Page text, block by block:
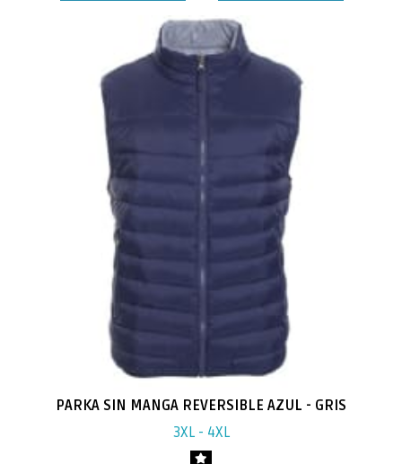
PARKA SIN MANGA REVERSIBLE AZUL - GRIS
3XL - 4XL